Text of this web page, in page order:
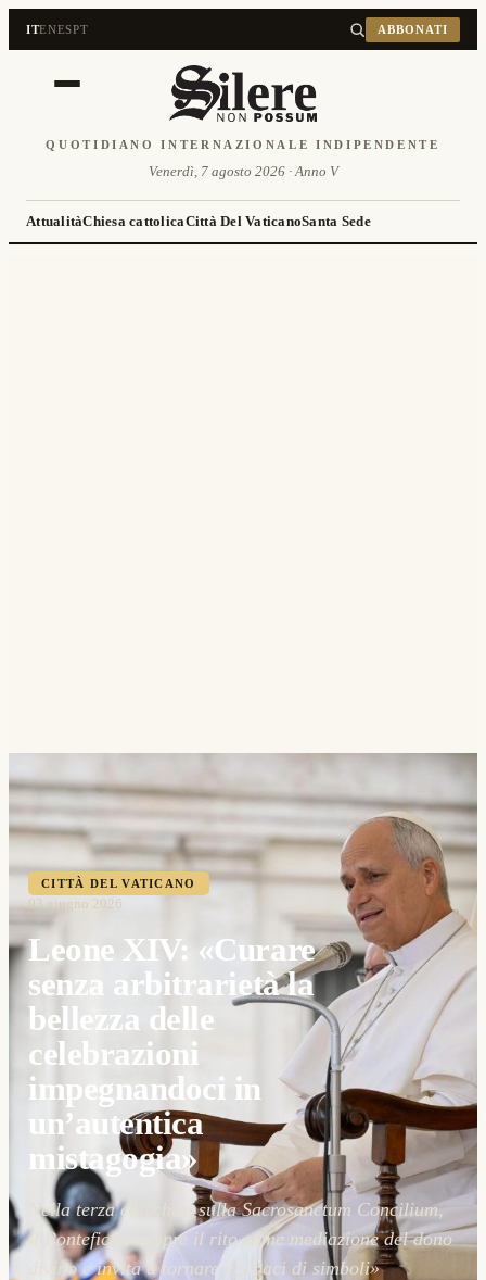
ITENESPT ABBONATI
QUOTIDIANO INTERNAZIONALE INDIPENDENTE
Venerdì, 7 agosto 2026 · Anno V
AttualitàChiesa cattolicaCittà Del VaticanoSanta Sede
CITTÀ DEL VATICANO
03 giugno 2026
Leone XIV: «Curare
senza arbitrarietà la
bellezza delle
celebrazioni
impegnandoci in
un’autentica
mistagogia»
Nella terza catechesi sulla Sacrosanctum Concilium,
il Pontefice riscopre il rito come mediazione del dono
divino e invita a tornare «capaci di simboli»